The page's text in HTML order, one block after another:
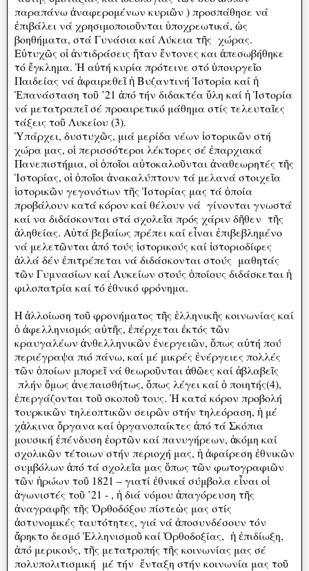
παραπάνω ἀναφερομένων κυριῶν ) προσπάθησε νά
ἐπιβάλει νά χρησιμοποιοῦνται ὑποχρεωτικά, ὡς
βοηθήματα, στά Γυνάσια καί Λύκεια τῆς χώρας.
Εὐτυχῶς οἱ ἀντιδράσεις ἤταν ἔντονες και ἀπεσωβήθηκε
τό ἔγκλημα. Ἡ αὐτή κυρία πρότεινε στό ὑπουργεῖο
Παιδείας νά ἀφαιρεθεῖ ἡ Βυζαντινή Ἱστορία καί ἡ
Ἐπανάσταση τοῦ ’21 ἀπό τήν διδακτέα ὕλη καί ἡ Ἱστορία
νά μετατραπεῖ σέ προαιρετικό μάθημα στίς τελευταῖες
τάξεις τοῦ Λυκείου (3).
Ὑπάρχει, δυστυχῶς, μιά μερίδα νέων ἱστορικῶν στή
χώρα μας, οἱ περισσότεροι λέκτορες σέ ἐπαρχιακά
Πανεπιστήμια, οἱ ὁποῖοι αὐτοκαλοῦνται ἀναθεωρητές τῆς
Ἱστορίας, οἱ ὁποῖοι ἀνακαλύπτουν τά μελανά στοιχεῖα
ἱστορικῶν γεγονότων τῆς Ἱστορίας μας τά ὁποία
προβάλουν κατά κόρον καί θέλουν νά γίνονται γνωστά
καί να διδάσκονται στά σχολεῖα πρός χάριν δῆθεν τῆς
ἀληθείας. Αὐτά βεβαίως πρέπει καί εἶναι ἐπιβεβλημένο
νά μελετῶνται ἀπό τούς ἱστορικούς καί ἱστοριοδίφες
ἀλλά δέν ἐπιτρέπεται νά διδάσκονται στούς μαθητάς
τῶν Γυμνασίων καί Λυκείων στούς ὁποίους διδάσκεται ἡ
φιλοπατρία καί τό ἐθνικό φρόνημα.
Η ἀλλοίωση τοῦ φρονήματος τῆς ἑλληνικῆς κοινωνίας καί
ὁ ἀφελληνισμός αὐτῆς, ἐπέρχεται ἐκτός τῶν
κραυγαλέων ἀνθελληνικῶν ἐνεργειῶν, ὅπως αὐτή πού
περιέγραψα πιό πάνω, καί μέ μικρές ἐνέργειες πολλές
τῶν ὁποίων μπορεῖ νά θεωροῦνται ἀθῶες καί ἀβλαβεῖς
πλήν ὅμως ἀνεπαισθήτως, ὅπως λέγει καί ὁ ποιητής(4),
ἐπεργάζονται τοῦ σκοποῦ τους. Ἡ κατά κόρον προβολή
τουρκικῶν τηλεοπτικῶν σειρῶν στήν τηλεόραση, ἡ μέ
χἀλκινα ὄργανα καί ὀργανοπαίκτες ἀπό τά Σκόπια
μουσική ἐπένδυση ἑορτῶν καί πανυγήρεων, ἀκόμη καί
σχολικῶν τέτοιων στήν περιοχή μας, ἡ ἀφαίρεση ἐθνικῶν
συμβόλων ἀπό τά σχολεῖα μας ὅπως τῶν φωτογραφιῶν
τῶν ἡρώων τοῦ 1821 – γιατί ἐθνικά σύμβολα εἶναι οἱ
ἀγωνιστές τοῦ ’21 - , ἡ διά νόμου ἀπαγόρευση τῆς
ἀναγραφῆς τῆς Ὀρθοδόξου πίστεὠς μας στίς
ἀστυνομικές ταυτότητες, γιά νά ἀποσυνδέσουν τόν
ἄρηκτο δεσμό Ἑλληνισμοῦ καί Ὀρθοδοξίας, ἡ ἐπιδίωξη,
ἀπό μερικούς, τῆς μετατροπής τῆς κοινωνίας μας σέ
πολυπολιτισμική μέ τήν ἔνταξη στήν κοινωνία μας τοῦ